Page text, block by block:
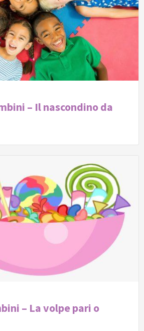
– Il nascondino da
– La volpe pari o